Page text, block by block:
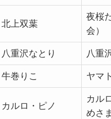
北上双葉
夜桜
会）
八重沢なとり 八重
牛巻りこ ヤマ
カルロ・ピノ
カル
めさ